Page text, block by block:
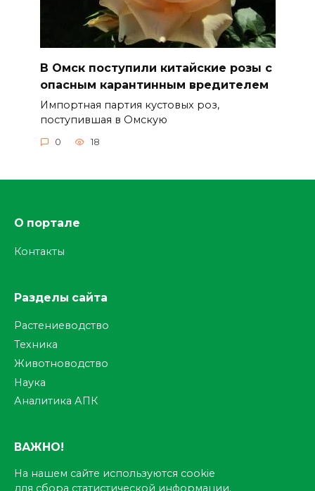
В Омск поступили китайские розы с
опасным карантинным вредителем
Импортная партия кустовых роз,
поступившая в Омскую
0 18
О портале
Контакты
Разделы сайта
Растениеводство
Техника
Животноводство
Наука
Аналитика АПК
ВАЖНО!
На нашем сайте используются cookie
для сбора статистической информации.